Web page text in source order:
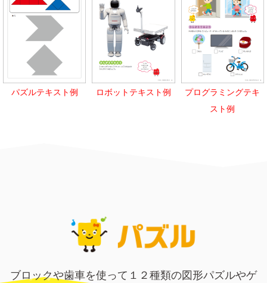
パズルテキスト例 ロボットテキスト例
プログラミングテキ
スト例
ブロックや歯車を使って１２種類の図形パズルやゲ